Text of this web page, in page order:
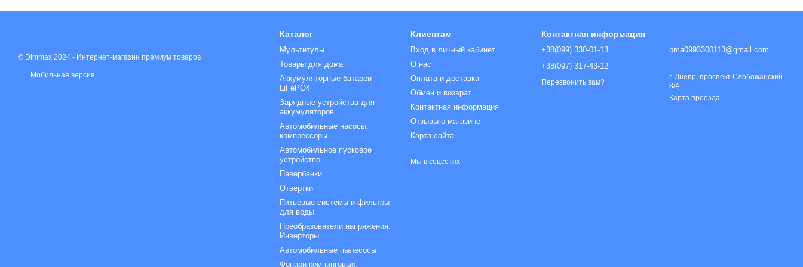
© Dimmax 2024 - Интернет-магазин премиум товаров
Мобильная версия
Каталог
Мультитулы
Товары для дома
Аккумуляторные батареи
LiFePO4
Зарядные устройства для
аккумуляторов
Автомобильные насосы,
компрессоры
Автомобильное пусковое
устройство
Павербанки
Отвертки
Питьевые системы и фильтры
для воды
Преобразователи напряжения.
Инверторы
Автомобильные пылесосы
Фонари кемпинговые,
Клиентам
Вход в личный кабинет
О нас
Оплата и доставка
Обмен и возврат
Контактная информация
Отзывы о магазине
Карта сайта
Мы в соцсетях
Контактная информация
+38(099) 330-01-13
+38(097) 317-43-12
Перезвонить вам?
bma0993300113@gmail.com
г. Днепр, проспект Слобожанский
8/4
Карта проезда